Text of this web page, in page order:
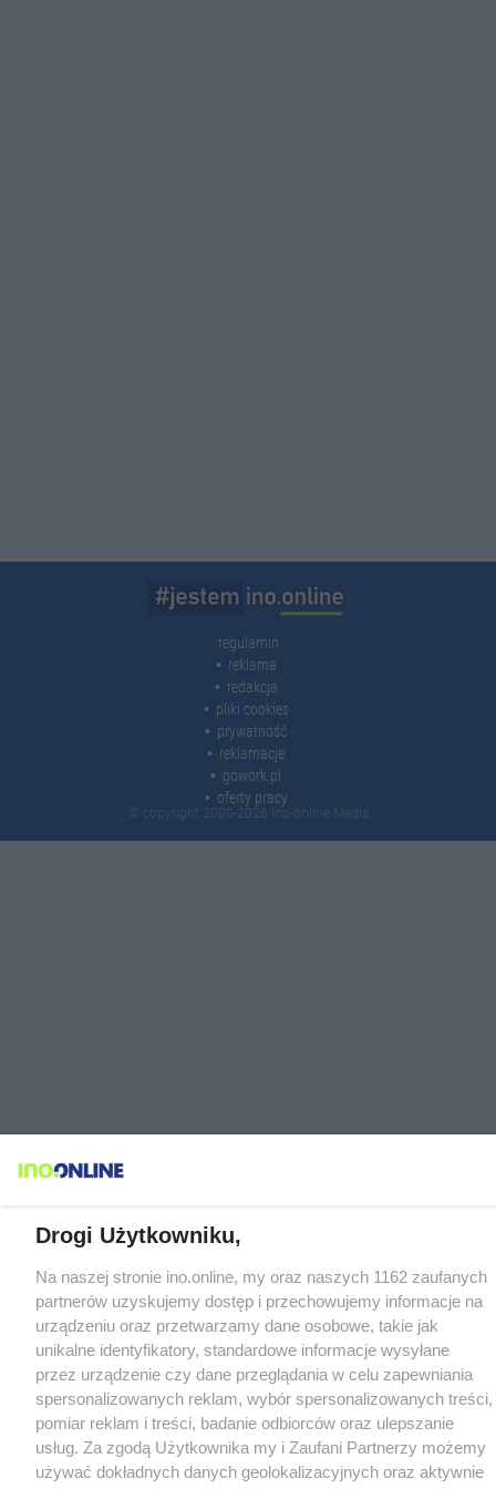
regulamin
reklama
redakcja
pliki cookies
prywatność
reklamacje
gowork.pl
oferty pracy
© copyright 2000-2026 Ino-online Media
Drogi Użytkowniku,
Na naszej stronie ino.online, my oraz naszych 1162 zaufanych
partnerów uzyskujemy dostęp i przechowujemy informacje na
urządzeniu oraz przetwarzamy dane osobowe, takie jak
unikalne identyfikatory, standardowe informacje wysyłane
przez urządzenie czy dane przeglądania w celu zapewniania
spersonalizowanych reklam, wybór spersonalizowanych treści,
pomiar reklam i treści, badanie odbiorców oraz ulepszanie
usług. Za zgodą Użytkownika my i Zaufani Partnerzy możemy
używać dokładnych danych geolokalizacyjnych oraz aktywnie